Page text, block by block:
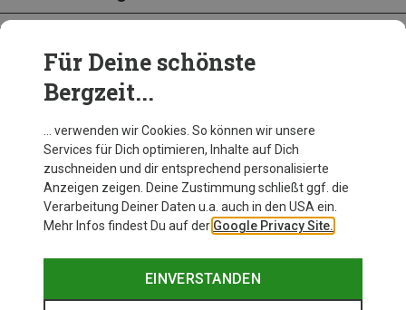
BEKLEIDUNG
Für Deine schönste
Bergzeit...
… verwenden wir Cookies. So können wir unsere
Services für Dich optimieren, Inhalte auf Dich
zuschneiden und dir entsprechend personalisierte
Anzeigen zeigen. Deine Zustimmung schließt ggf. die
Verarbeitung Deiner Daten u.a. auch in den USA ein.
Mehr Infos findest Du auf der Google Privacy Site.
EINVERSTANDEN